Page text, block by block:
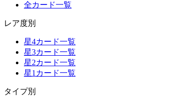
全カード一覧
レア度別
星4カード一覧
星3カード一覧
星2カード一覧
星1カード一覧
タイプ別